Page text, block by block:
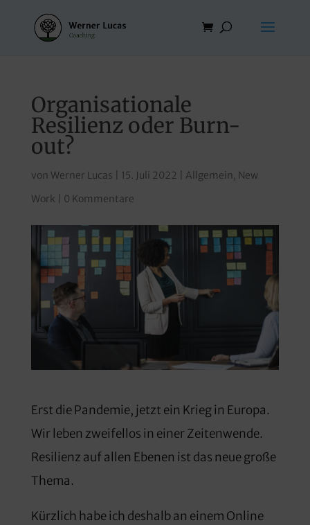
Organisationale
Resilienz oder Burn-
out?
von Werner Lucas 15. Juli 2022 Allgemein , New
Work
0 Kommentare
Erst die Pandemie, jetzt ein Krieg in Europa.
Wir leben zweifellos in einer Zeitenwende.
Resilienz auf allen Ebenen ist das neue große
Thema.
Kürzlich habe ich deshalb an einem Online